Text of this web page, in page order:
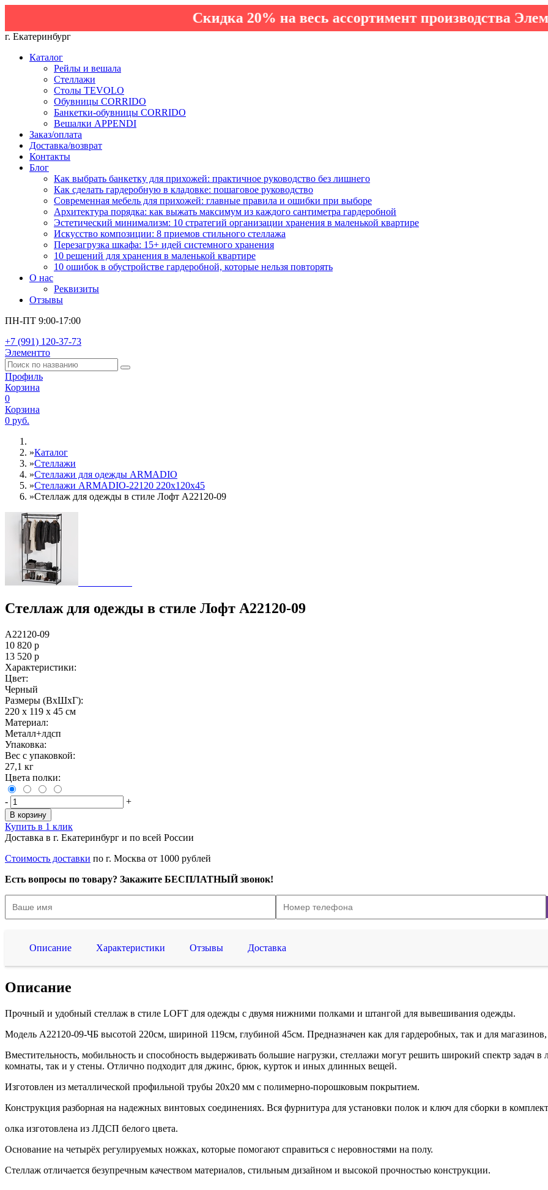
Скидка 20% на весь ассортимент производства
г. Екатеринбург
Каталог
Рейлы и вешала
Стеллажи
Столы TEVOLO
Обувницы CORRIDO
Банкетки-обувницы CORRIDO
Вешалки APPENDI
Заказ/оплата
Доставка/возврат
Контакты
Блог
Как выбрать банкетку для прихожей: практичное руководство без лишнего
Как сделать гардеробную в кладовке: пошаговое руководство
Современная мебель для прихожей: главные правила и ошибки при выборе
Архитектура порядка: как выжать максимум из каждого сантиметра гардеробной
Эстетический минимализм: 10 стратегий организации хранения в маленькой квартире
Искусство композиции: 8 приемов стильного стеллажа
Перезагрузка шкафа: 15+ идей системного хранения
10 решений для хранения в маленькой квартире
10 ошибок в обустройстве гардеробной, которые нельзя повторять
О нас
Реквизиты
Отзывы
ПН-ПТ 9:00-17:00
+7 (991) 120-37-73
Элементто
Профиль
Корзина
0
Корзина
0 руб.
»Каталог
»Стеллажи
»Cтеллажи для одежды ARMADIO
»Стеллажи ARMADIO-22120 220х120х45
»Стеллаж для одежды в стиле Лофт A22120-09
Стеллаж для одежды в стиле Лофт A22120-09
A22120-09
10 820 р
13 520 р
Характеристики:
Цвет:
Черный
Размеры (ВxШxГ):
220 x 119 x 45 см
Материал:
Металл+лдсп
Упаковка:
Вес с упаковкой:
27,1 кг
Цвета полки:
- +
В корзину
Купить в 1 клик
Доставка в г. Екатеринбург и по всей России
Стоимость доставки по г. Москва от 1000 рублей
Есть вопросы по товару? Закажите БЕСПЛАТНЫЙ звонок!
Описание Характеристики Отзывы Доставка
Описание
Прочный и удобный стеллаж в стиле LOFT для одежды с двумя нижними полками и штангой для вывешивания одежды.
Модель A22120-09-ЧБ высотой 220см, шириной 119см, глубиной 45см. Предназначен как для гардеробных, так и для
Вместительность, мобильность и способность выдерживать большие нагрузки, стеллажи могут решить широкий спектр задач
комнаты, так и у стены. Отлично подходит для джинс, брюк, курток и иных длинных вещей.
Изготовлен из металлической профильной трубы 20х20 мм с полимерно-порошковым покрытием.
Конструкция разборная на надежных винтовых соединениях. Вся фурнитура для установки полок и ключ для сборки в
олка изготовлена из ЛДСП белого цвета.
Основание на четырёх регулируемых ножках, которые помогают справиться с неровностями на полу.
Стеллаж отличается безупречным качеством материалов, стильным дизайном и высокой прочностью конструкции.